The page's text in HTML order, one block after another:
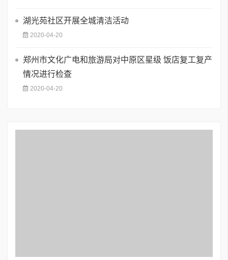
湖光苑社区开展全城清洁活动
2020-04-20
郑州市文化广电和旅游局对中原区星级 饭店复工复产
情况进行检查
2020-04-20